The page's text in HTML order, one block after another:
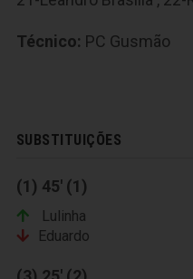
Técnico: PC Gusmão
SUBSTITUIÇÕES
(1) 45' (1)
Lulinha
Eduardo